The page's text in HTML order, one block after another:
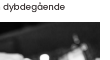
dybdegående